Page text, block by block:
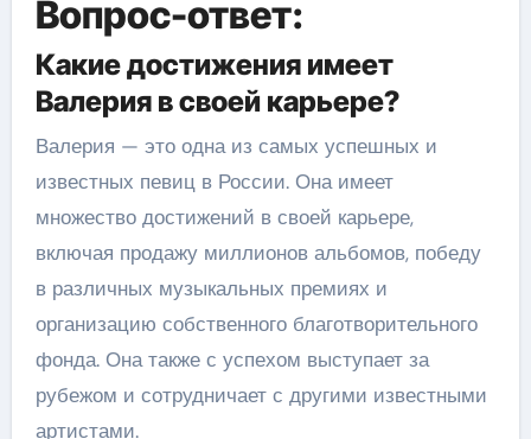
Вопрос-ответ:
Какие достижения имеет
Валерия в своей карьере?
Валерия — это одна из самых успешных и
известных певиц в России. Она имеет
множество достижений в своей карьере,
включая продажу миллионов альбомов, победу
в различных музыкальных премиях и
организацию собственного благотворительного
фонда. Она также с успехом выступает за
рубежом и сотрудничает с другими известными
артистами.